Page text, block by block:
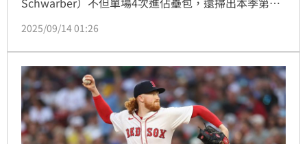
術數字只剩1。
2025/09/14 01:26